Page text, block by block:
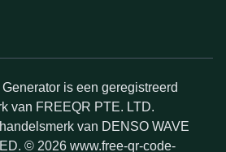
is een geregistreerd
van FREEQR PTE. LTD.
van DENSO WAVE
© 2026 www.free-qr-code-